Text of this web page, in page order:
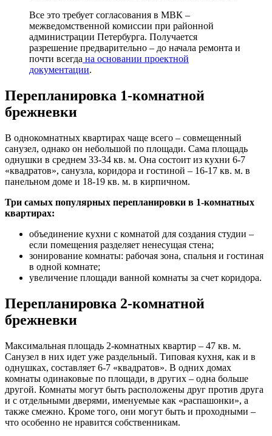
Все это требует согласования в МВК –
межведомственной комиссии при районной
администрации Петербурга. Получается
разрешение предварительно – до начала ремонта и
почти всегда на основании проектной
документации.
Перепланировка 1-комнатной
брежневки
В однокомнатных квартирах чаще всего – совмещенный
санузел, однако он небольшой по площади. Сама площадь
однушки в среднем 33-34 кв. м. Она состоит из кухни 6-7
«квадратов», санузла, коридора и гостиной – 16-17 кв. м. в
панельном доме и 18-19 кв. м. в кирпичном.
Три самых популярных перепланировки в 1-комнатных
квартирах:
объединение кухни с комнатой для создания студии –
если помещения разделяет ненесущая стена;
зонирование комнаты: рабочая зона, спальня и гостиная
в одной комнате;
увеличение площади ванной комнаты за счет коридора.
Перепланировка 2-комнатной
брежневки
Максимальная площадь 2-комнатных квартир – 47 кв. м.
Санузел в них идет уже раздельный. Типовая кухня, как и в
однушках, составляет 6-7 «квадратов». В одних домах
комнаты одинаковые по площади, в других – одна больше
другой. Комнаты могут быть расположены друг против друга
и с отдельными дверями, именуемые как «распашонки», а
также смежно. Кроме того, они могут быть и проходными –
что особенно не нравится собственникам.